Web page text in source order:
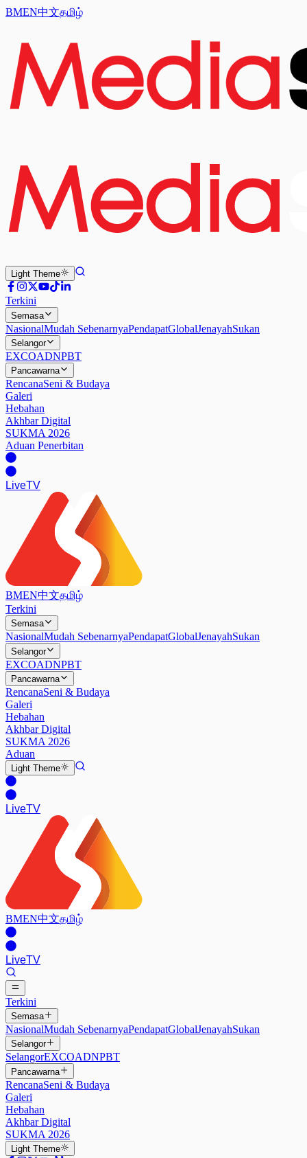
BMEN中文தமிழ்
Light Theme
Terkini
Semasa
NasionalMudah SebenarnyaPendapatGlobalJenayahSukan
Selangor
EXCOADNPBT
Pancawarna
RencanaSeni & Budaya
Galeri
Hebahan
Akhbar Digital
SUKMA 2026
Aduan Penerbitan
LiveTV
BMEN中文தமிழ்
Terkini
Semasa
NasionalMudah SebenarnyaPendapatGlobalJenayahSukan
Selangor
EXCOADNPBT
Pancawarna
RencanaSeni & Budaya
Galeri
Hebahan
Akhbar Digital
SUKMA 2026
Aduan
Light Theme
LiveTV
BMEN中文தமிழ்
LiveTV
Terkini
Semasa
NasionalMudah SebenarnyaPendapatGlobalJenayahSukan
Selangor
SelangorEXCOADNPBT
Pancawarna
RencanaSeni & Budaya
Galeri
Hebahan
Akhbar Digital
SUKMA 2026
Light Theme